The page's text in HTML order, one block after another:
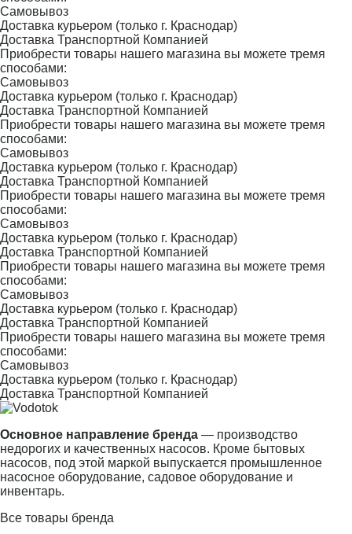
Самовывоз
Доставка курьером (только г. Краснодар)
Доставка Транспортной Компанией
Приобрести товары нашего магазина вы можете тремя
способами:
Самовывоз
Доставка курьером (только г. Краснодар)
Доставка Транспортной Компанией
Приобрести товары нашего магазина вы можете тремя
способами:
Самовывоз
Доставка курьером (только г. Краснодар)
Доставка Транспортной Компанией
Приобрести товары нашего магазина вы можете тремя
способами:
Самовывоз
Доставка курьером (только г. Краснодар)
Доставка Транспортной Компанией
Приобрести товары нашего магазина вы можете тремя
способами:
Самовывоз
Доставка курьером (только г. Краснодар)
Доставка Транспортной Компанией
Приобрести товары нашего магазина вы можете тремя
способами:
Самовывоз
Доставка курьером (только г. Краснодар)
Доставка Транспортной Компанией
Основное направление бренда — производство
недорогих и качественных насосов. Кроме бытовых
насосов, под этой маркой выпускается промышленное
насосное оборудование, садовое оборудование и
инвентарь.
Все товары бренда